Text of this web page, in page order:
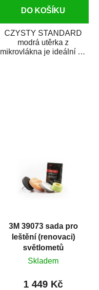
DO KOŠÍKU
CZYSTY STANDARD
modrá utěrka z
mikrovlákna je ideální na
3M 39073 sada pro
leštění (renovaci)
světlometů
Skladem
1 449 Kč